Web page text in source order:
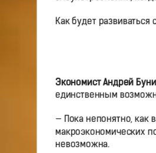
Как будет
Экономист Андрей
единственным
— Пока непонятно, как
макроэкономических
невозможна.